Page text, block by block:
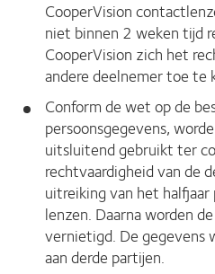
CooperVision
niet binnen 2 weken tijd
CooperVision zich het
andere deelnemer toe te
Conform de wet op de
persoonsgegevens,
uitsluitend gebruikt ter
rechtvaardigheid van de
uitreiking van het
lenzen. Daarna worden
vernietigd. De gegevens
aan derde partijen.